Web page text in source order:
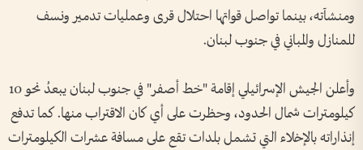
ومنشآته، بينما تواصل قواتها احتلال قرى وعمليات تدمير ونسف
للمنازل والمباني في جنوب لبنان.
وأعلن الجيش الإسرائيلي إقامة "خط أصفر" في جنوب لبنان يبعدُ نحو 10
كيلومترات شمال الحدود، وحظرت على أي كان الاقتراب منها. كما تدفع
إنذاراته بالإخلاء التي تشمل بلدات تقع على مسافة عشرات الكيلومترات